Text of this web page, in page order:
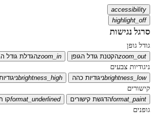
accessibility
highlight_off
סרגל נגישות
גודל גופן
zoom_outהקטנת גודל הגופן zoom_inהגדלת גודל
ניגודיות צבעים
brightness_lowניגודיות כהה brightness_high
קישורים
format_paintהדגשת קישורים format_underlinedקו
גופנים